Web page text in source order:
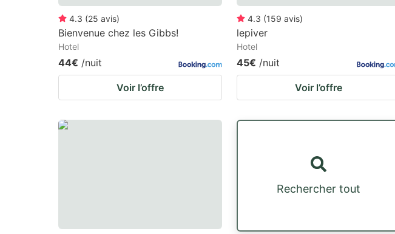
4.3 (25 avis)
Bienvenue chez les Gibbs!
Hotel
44€ /nuit
Voir l’offre
4.3 (159 avis)
lepiver
Hotel
45€ /nuit
Voir l’offre
Rechercher tout